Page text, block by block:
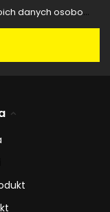
z informacją handlową (marketing). Więcej w